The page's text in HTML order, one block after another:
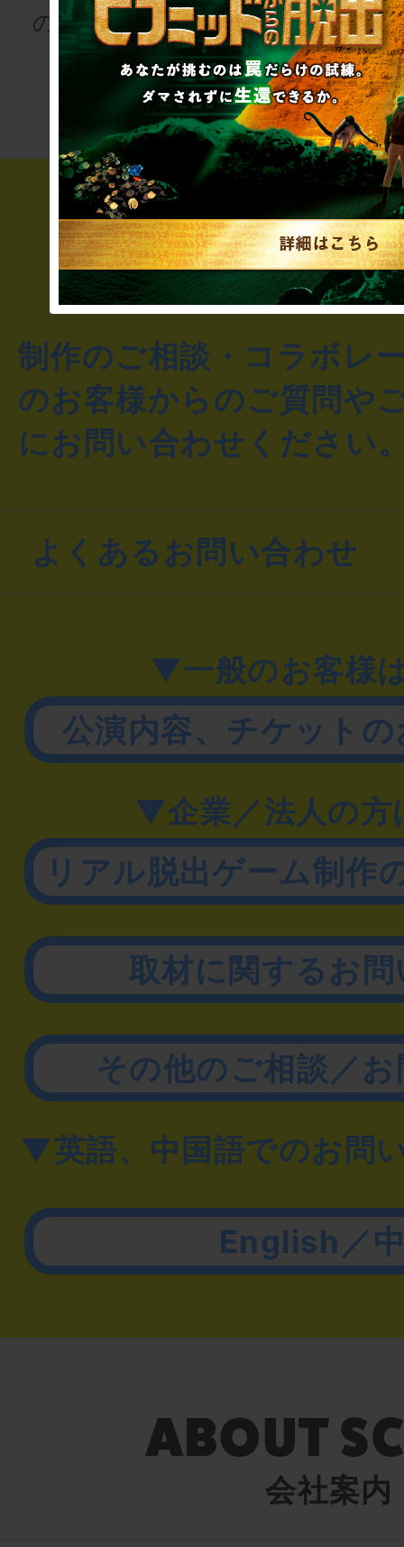
の登場人物にな
りませんか
次の授業は“謎
き”!?
制作のご相談・コラボレ
のお客様からのご質問や
にお問い合わせください
よくあるお問い合わせ
▼一般のお客様
公演内容、チケット
▼企業／法人の方
リアル脱出ゲーム制作
取材に関するお
その他のご相談／
▼英語、中国語でのお問
English／
会社案内